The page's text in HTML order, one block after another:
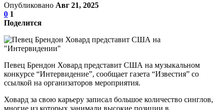
Опубликовано Авг 21, 2025
0 1
Поделится
Певец Брендон Ховард представит США на музыкальном
конкурсе “Интервидение”, сообщает газета “Известия” со
ссылкой на организаторов мероприятия.
Ховард за свою карьеру записал большое количество синглов,
многие из которых занимали высокие позиции в